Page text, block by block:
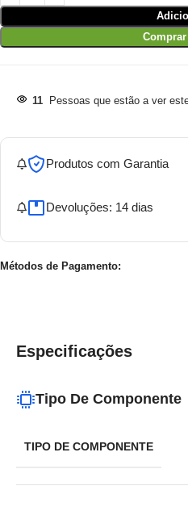
11 Pessoas que estão a ver
Produtos com Garantia
Devoluções: 14 dias
Métodos de Pagamento:
Especificações
Tipo De Componente
TIPO DE COMPONENTE